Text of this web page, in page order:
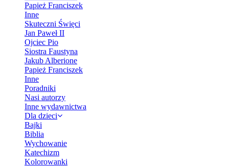
Papież Franciszek
Inne
Skuteczni Święci
Jan Paweł II
Ojciec Pio
Siostra Faustyna
Jakub Alberione
Papież Franciszek
Inne
Poradniki
Nasi autorzy
Inne wydawnictwa
Dla dzieci
Bajki
Biblia
Wychowanie
Katechizm
Kolorowanki